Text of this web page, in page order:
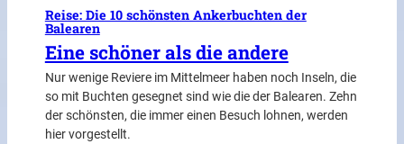
Reise: Die 10 schönsten Ankerbuchten der
Balearen
Eine schöner als die andere
Nur wenige Reviere im Mittelmeer haben noch Inseln, die
so mit Buchten gesegnet sind wie die der Balearen. Zehn
der schönsten, die immer einen Besuch lohnen, werden
hier vorgestellt.